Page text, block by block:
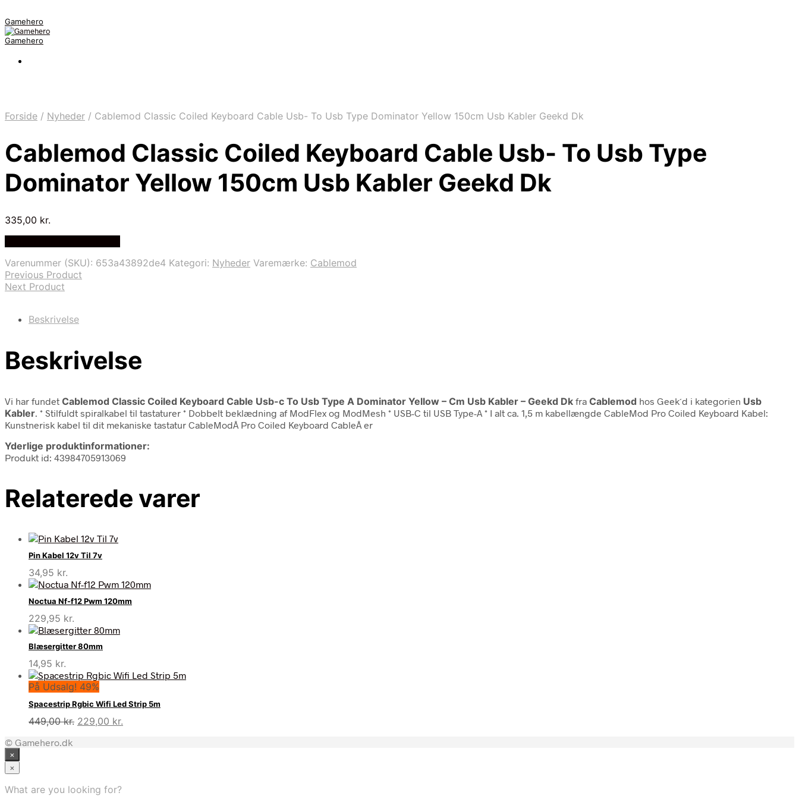
Gamehero
Gamehero
Forside / Nyheder / Cablemod Classic Coiled Keyboard Cable Usb- To Usb Type Dominator Yellow 150cm Usb Kabler Geekd Dk
Cablemod Classic Coiled Keyboard Cable Usb- To Usb Type
Dominator Yellow 150cm Usb Kabler Geekd Dk
335,00 kr.
Varenummer (SKU): 653a43892de4 Kategori: Nyheder Varemærke: Cablemod
Previous Product
Next Product
Beskrivelse
Beskrivelse
Vi har fundet Cablemod Classic Coiled Keyboard Cable Usb-c To Usb Type A Dominator Yellow – Cm Usb Kabler – Geekd Dk fra Cablemod hos Geek´d i kategorien Usb
Kabler . * Stilfuldt spiralkabel til tastaturer * Dobbelt beklædning af ModFlex og ModMesh * USB-C til USB Type-A * I alt ca. 1,5 m kabellængde CableMod Pro Coiled Keyboard Kabel:
Kunstnerisk kabel til dit mekaniske tastatur CableModÂ Pro Coiled Keyboard CableÂ er
Yderlige produktinformationer:
Produkt id: 43984705913069
Relaterede varer
Pin Kabel 12v Til 7v
34,95 kr.
Noctua Nf-f12 Pwm 120mm
229,95 kr.
Blæsergitter 80mm
14,95 kr.
På Udsalg! 49%
Spacestrip Rgbic Wifi Led Strip 5m
449,00kr. Den
229,00 kr.
© Gamehero.dk
×
×
What are you looking for?